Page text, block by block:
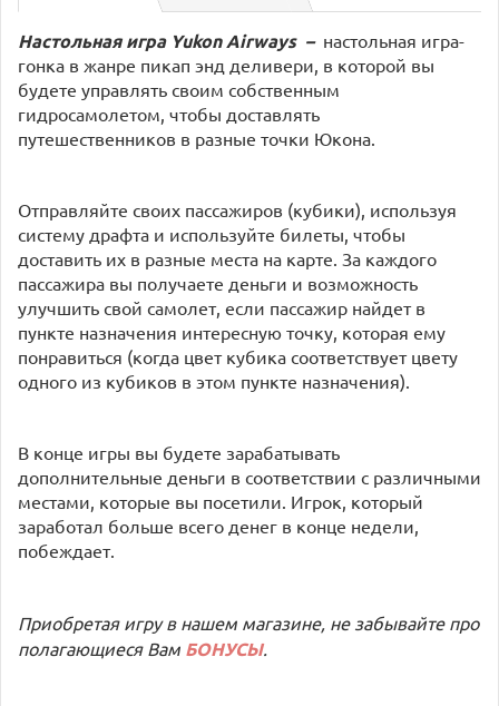
Настольная игра Yukon Airways – настольная игра-
гонка в жанре пикап энд деливери, в которой вы
будете управлять своим собственным
гидросамолетом, чтобы доставлять
путешественников в разные точки Юкона.
Отправляйте своих пассажиров (кубики), используя
систему драфта и используйте билеты, чтобы
доставить их в разные места на карте. За каждого
пассажира вы получаете деньги и возможность
улучшить свой самолет, если пассажир найдет в
пункте назначения интересную точку, которая ему
понравиться (когда цвет кубика соответствует цвету
одного из кубиков в этом пункте назначения).
В конце игры вы будете зарабатывать
дополнительные деньги в соответствии с различными
местами, которые вы посетили. Игрок, который
заработал больше всего денег в конце недели,
побеждает.
Приобретая игру в нашем магазине, не забывайте про
полагающиеся Вам БОНУСЫ.